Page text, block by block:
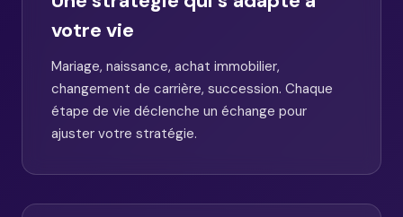
votre vie
Mariage, naissance, achat immobilier,
changement de carrière, succession. Chaque
étape de vie déclenche un échange pour
ajuster votre stratégie.